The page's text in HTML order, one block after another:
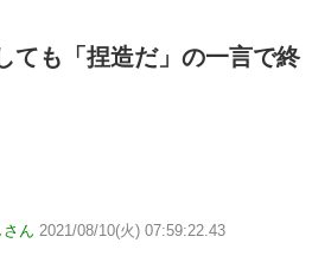
ても「捏造だ」の一言で終
ん 2021/08/10(火) 07:59:22.43